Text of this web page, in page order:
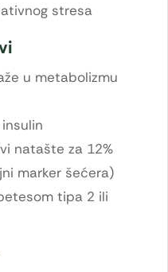
stresa
u metabolizmu
natašte za 12%
marker šećera)
tipa 2 ili